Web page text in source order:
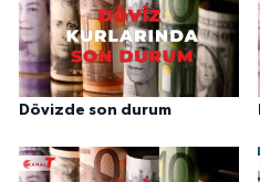
Dövizde son durum